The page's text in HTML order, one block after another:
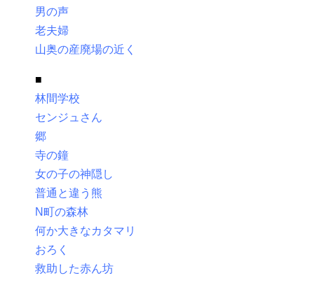
男の声
老夫婦
山奥の産廃場の近く
■
林間学校
センジュさん
郷
寺の鐘
女の子の神隠し
普通と違う熊
N町の森林
何か大きなカタマリ
おろく
救助した赤ん坊